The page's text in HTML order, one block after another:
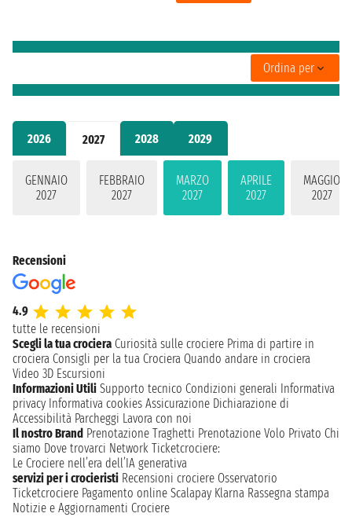
2026 2027 2028 2029
GENNAIO
2027
FEBBRAIO
2027
MARZO
2027
APRILE
2027
MAGGIO
2027
Ordina per
Recensioni
4.9
tutte le recensioni
Scegli la tua crociera Curiosità sulle crociere Prima di partire in
crociera Consigli per la tua Crociera Quando andare in crociera
Video 3D Escursioni
Informazioni Utili Supporto tecnico Condizioni generali Informativa
privacy Informativa cookies Assicurazione Dichiarazione di
Accessibilità Parcheggi Lavora con noi
Il nostro Brand Prenotazione Traghetti Prenotazione Volo Privato Chi
siamo Dove trovarci Network Ticketcrociere:
Le Crociere nell’era dell’IA generativa
servizi per i crocieristi Recensioni crociere Osservatorio
Ticketcrociere Pagamento online Scalapay Klarna Rassegna stampa
Notizie e Aggiornamenti Crociere